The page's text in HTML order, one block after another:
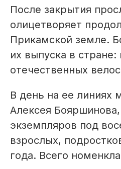
После закрытия
олицетворяет
Прикамской земле.
их выпуска в
отечественных
В день на ее линиях
Алексея
экземпляров под
взрослых,
года. Всего